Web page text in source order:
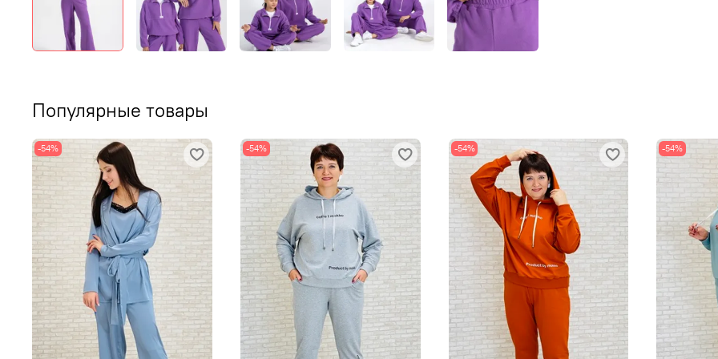
Популярные товары
-54% -54% -54% -54%